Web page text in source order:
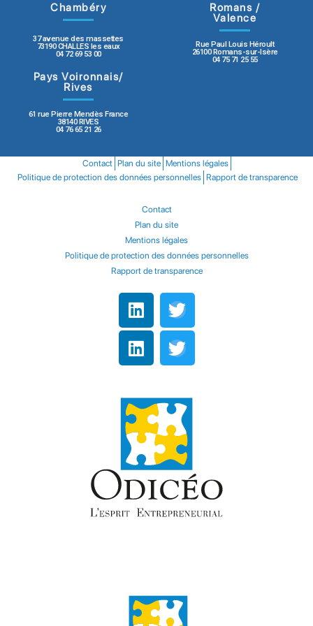
Chambéry
37 avenue des massettes
73190 CHALLES les eaux
04 72 69 53 00
Romans /
Valence
Rue Paul Louis Héroult
26100 Romans-sur-Isère
04 75 71 25 55
Pays Voironnais/
Rives
61 rue Pierre Mendès France
38140 RIVES
04 76 65 21 26
Contact Plan du site Mentions légales
Politique de protection des données personnelles Rapport de transparence
Contact
Plan du site
Mentions légales
Politique de protection des données personnelles
Rapport de transparence